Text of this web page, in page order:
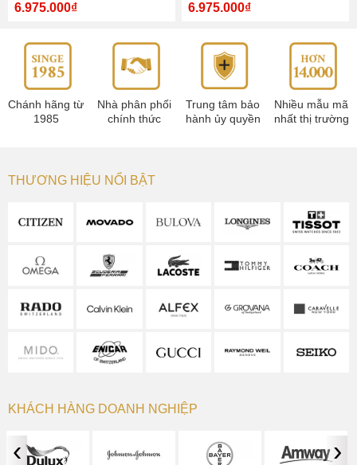
6.975.000₫ 6.975.000₫
Chánh hãng từ
1985
Nhà phân phối
chính thức
Trung tâm bảo
hành ủy quyền
Nhiều mẫu mã
nhất thị trường
THƯƠNG HIỆU NỔI BẬT
KHÁCH HÀNG DOANH NGHIỆP
‹ ›